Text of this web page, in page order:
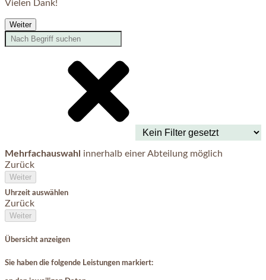
Vielen Dank!
Weiter
Mehrfachauswahl innerhalb einer Abteilung möglich
Zurück
Weiter
Uhrzeit auswählen
Zurück
Weiter
Übersicht anzeigen
Sie haben die folgende Leistungen markiert: